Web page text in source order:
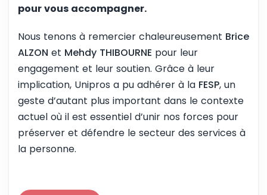
pour vous accompagner.
Nous tenons à remercier chaleureusement Brice
ALZON et Mehdy THIBOURNE pour leur
engagement et leur soutien. Grâce à leur
implication, Unipros a pu adhérer à la FESP, un
geste d’autant plus important dans le contexte
actuel où il est essentiel d’unir nos forces pour
préserver et défendre le secteur des services à
la personne.